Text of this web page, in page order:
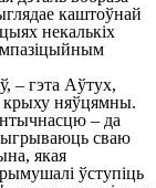
каштоўнай
некалькіх
– гэта Аўтух,
крыху няўцямны.
– да
сваю
якая
ўступіць